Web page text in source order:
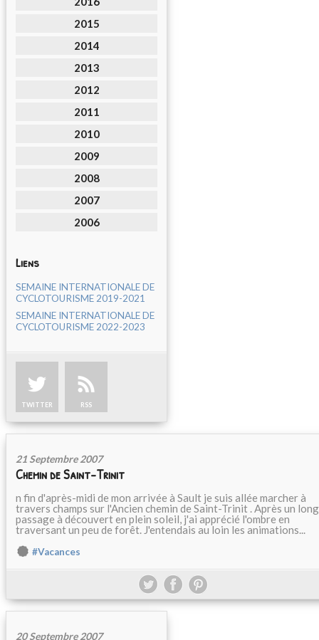
2015
2014
2013
2012
2011
2010
2009
2008
2007
2006
Liens
SEMAINE INTERNATIONALE DE
CYCLOTOURISME 2019-2021
SEMAINE INTERNATIONALE DE
CYCLOTOURISME 2022-2023
TWITTER RSS
21 Septembre 2007
Chemin de Saint-Trinit
n fin d'après-midi de mon arrivée à Sault je suis allée marcher à
travers champs sur l'Ancien chemin de Saint-Trinit . Après un long
passage à découvert en plein soleil, j'ai apprécié l'ombre en
traversant un peu de forêt. J'entendais au loin les animations...
#Vacances
20 Septembre 2007